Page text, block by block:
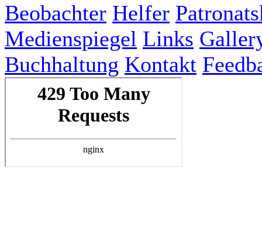
Beobachter Helfer
Medienspiegel Links
Buchhaltung Kontakt